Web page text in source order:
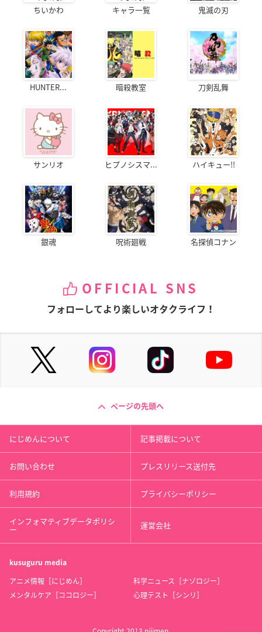
ちいかわ キャラ一覧 鬼滅の刃
HUNTER... 暗殺教室 刀剣乱舞
サンリオ ヒプノシスマ... ハイキュー!!
銀魂 呪術廻戦 名探偵コナン
OFFICIAL SNS
フォローしてより楽しいオタクライフ！
ページの先頭へ
にじめんについて 記事掲載について
お問い合わせ プレスリリース送付先
利用規約 プライバシーポリシー
インフォマティブデータポリシ
ー 運営会社
kusuguru media
アニメ情報［にじめん］
科学ニュース［ナゾロジー］
メンタルケア［ココロジー］
心理テスト［シンリ］